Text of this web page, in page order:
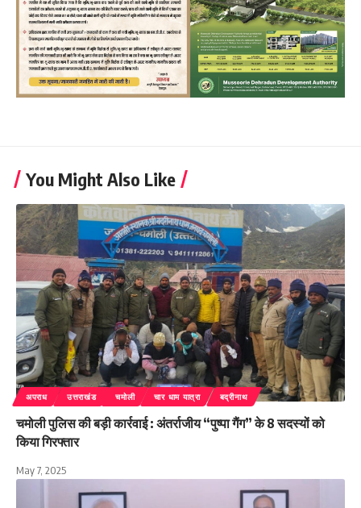
You Might Also Like
अपराध उत्तराखंड चमोली चार धाम यात्रा बद्रीनाथ
चमोली पुलिस की बड़ी कार्रवाई : अंतर्राजीय “पुष्पा गैंग” के 8 सदस्यों को
किया गिरफ्तार
May 7, 2025